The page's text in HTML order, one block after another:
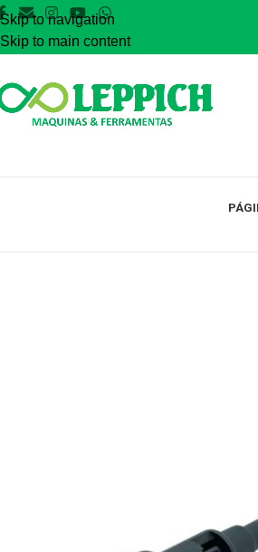
Skip to navigation
Skip to main content